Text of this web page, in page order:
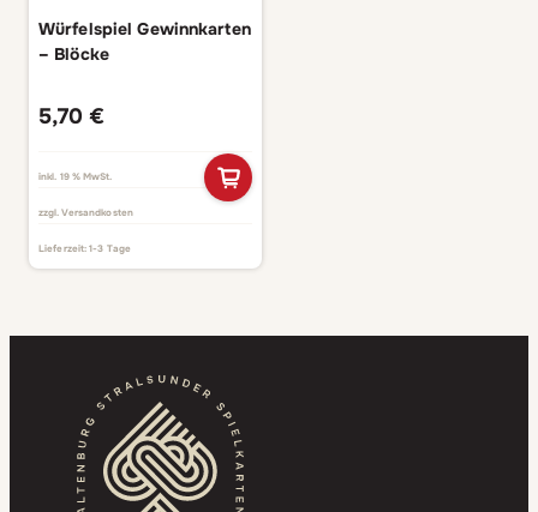
Würfelspiel Gewinnkarten
– Blöcke
5,70 €
inkl. 19 % MwSt.
zzgl. Versandkosten
Lieferzeit:1-3 Tage